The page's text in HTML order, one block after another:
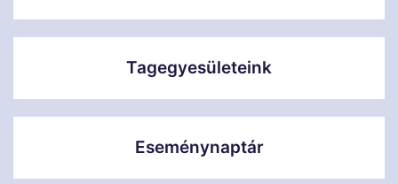
Tagegyesületeink
Eseménynaptár